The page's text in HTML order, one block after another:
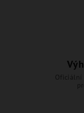
Oficiální